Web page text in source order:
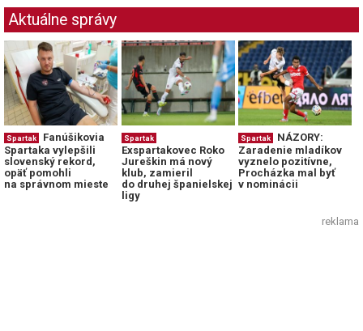
Aktuálne správy
Spartak
Fanúšikovia
Spartaka vylepšili
slovenský rekord,
opäť pomohli
na správnom mieste
Spartak
Exspartakovec Roko
Jureškin má nový
klub, zamieril
do druhej španielskej
ligy
Spartak
NÁZORY:
Zaradenie mladíkov
vyznelo pozitívne,
Procházka mal byť
v nominácii
reklama